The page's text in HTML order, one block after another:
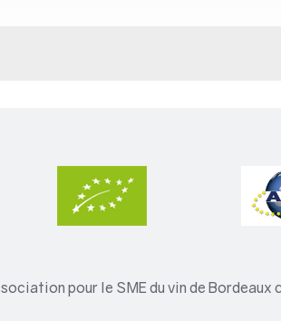
pour le SME du vin de